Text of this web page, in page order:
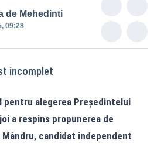
de Mehedinti
09:28
incomplet
pentru alegerea Preşedintelui
a respins propunerea de
candidat independent